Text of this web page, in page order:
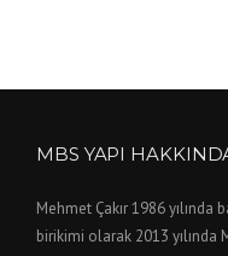
MBS YAPI
Mehmet Çakır 1986 yılında
birikimi olarak 2013 yılında